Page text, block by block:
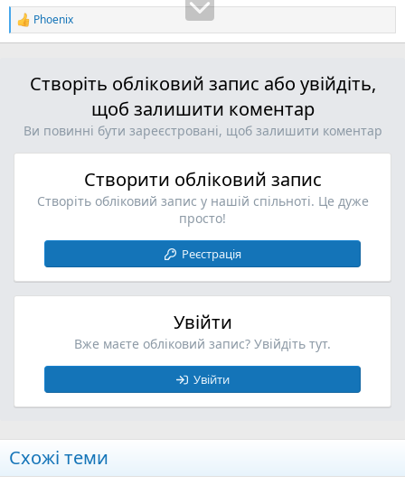
Р
е
Phoenix
Створіть обліковий запис або увійдіть,
щоб залишити коментар
Ви повинні бути зареєстровані, щоб залишити коментар
Створити обліковий запис
Створіть обліковий запис у нашій спільноті. Це дуже
просто!
Реєстрація
Увійти
Вже маєте обліковий запис? Увійдіть тут.
Увійти
Схожі теми